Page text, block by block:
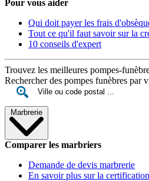
Pour vous aider
Qui doit payer les frais
Tout ce qu'il faut savoir sur la
10 conseils d'expert
Trouvez les meilleures pompes-
Rechercher des pompes funèbres par
Marbrerie
Comparer les marbriers
Demande de devis marbrerie
En savoir plus sur la